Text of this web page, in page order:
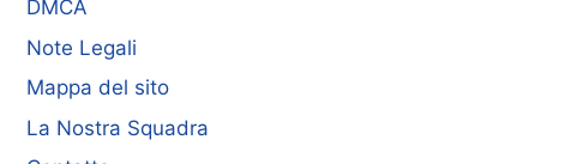
DMCA
Note Legali
Mappa del sito
La Nostra Squadra